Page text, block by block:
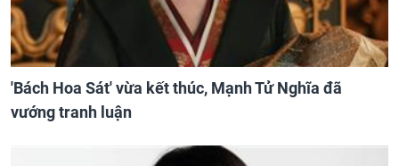
'Bách Hoa Sát' vừa kết thúc, Mạnh Tử Nghĩa đã
vướng tranh luận